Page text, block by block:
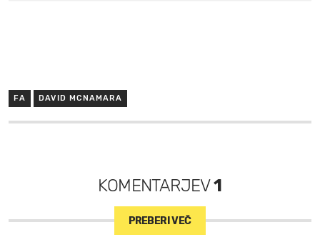
FA DAVID MCNAMARA
KOMENTARJEV1
PREBERI VEČ